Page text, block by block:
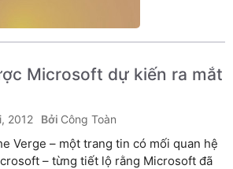
Microsoft dự kiến ra mắt
2012 Công Toàn
Verge – một trang tin có mối quan hệ
– từng tiết lộ rằng Microsoft đã